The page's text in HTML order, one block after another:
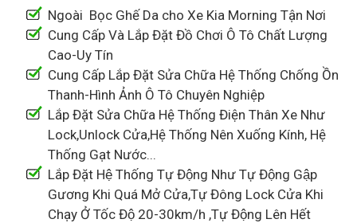
Ngoài Bọc Ghế Da cho Xe Kia Morning Tận Nơi
Cung Cấp Và Lắp Đặt Đồ Chơi Ô Tô Chất Lượng
Cao-Uy Tín
Cung Cấp Lắp Đặt Sửa Chữa Hệ Thống Chống Ồn
Thanh-Hình Ảnh Ô Tô Chuyên Nghiệp
Lắp Đặt Sửa Chữa Hệ Thống Điện Thân Xe Như
Lock,Unlock Cửa,Hệ Thống Nên Xuống Kính, Hệ
Thống Gạt Nước...
Lắp Đặt Hệ Thống Tự Động Như Tự Động Gập
Gương Khi Quá Mở Cửa,Tự Đông Lock Cửa Khi
Chạy Ở Tốc Độ 20-30km/h ,Tự Động Lên Hết